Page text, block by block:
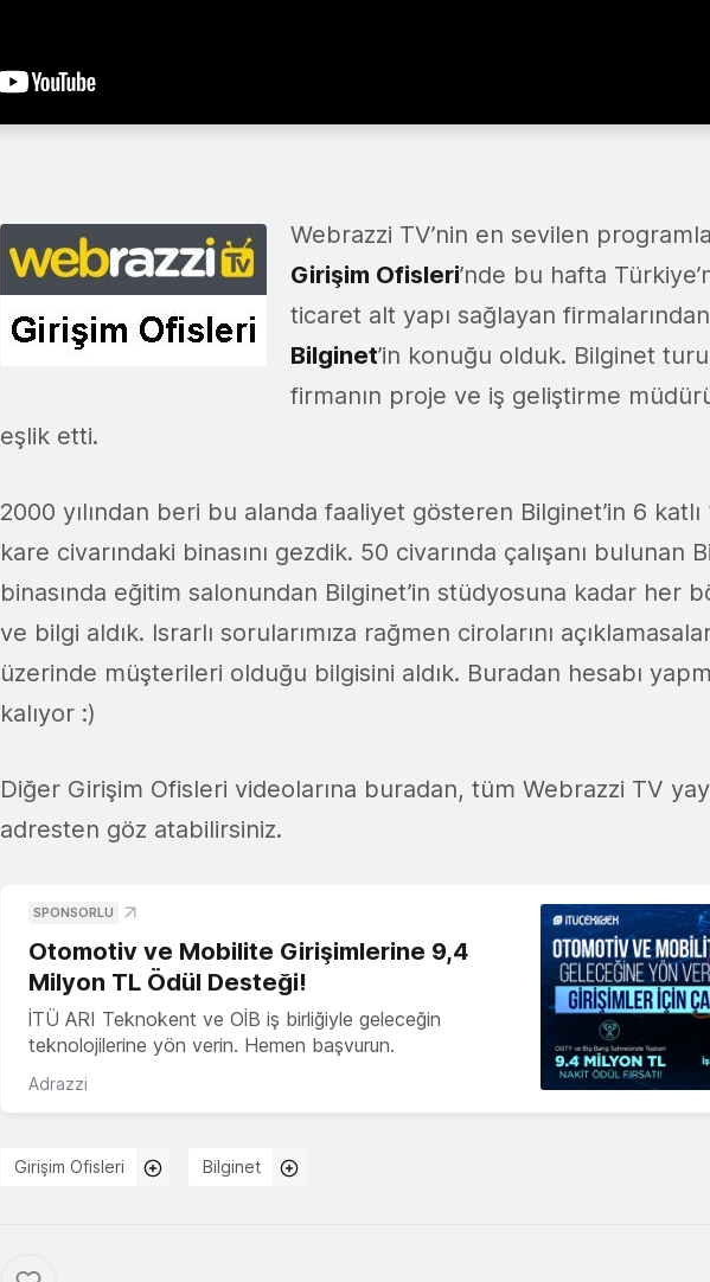
Webrazzi TV’nin en sevilen
Girişim Ofisleri’nde bu hafta
ticaret alt yapı sağlayan
Bilginet’in konuğu olduk. Bilginet
firmanın proje ve iş geliştirme
eşlik etti.
2000 yılından beri bu alanda faaliyet gösteren Bilginet’in 6
kare civarındaki binasını gezdik. 50 civarında çalışanı bulunan
binasında eğitim salonundan Bilginet’in stüdyosuna kadar her
ve bilgi aldık. Israrlı sorularımıza rağmen cirolarını
üzerinde müşterileri olduğu bilgisini aldık. Buradan hesabı
kalıyor :)
Diğer Girişim Ofisleri videolarına buradan, tüm Webrazzi TV
adresten göz atabilirsiniz.
SPONSORLU
Otomotiv ve Mobilite Girişimlerine 9,4
Milyon TL Ödül Desteği!
İTÜ ARI Teknokent ve OİB iş birliğiyle geleceğin
teknolojilerine yön verin. Hemen başvurun.
Adrazzi
Girişim Ofisleri Bilginet